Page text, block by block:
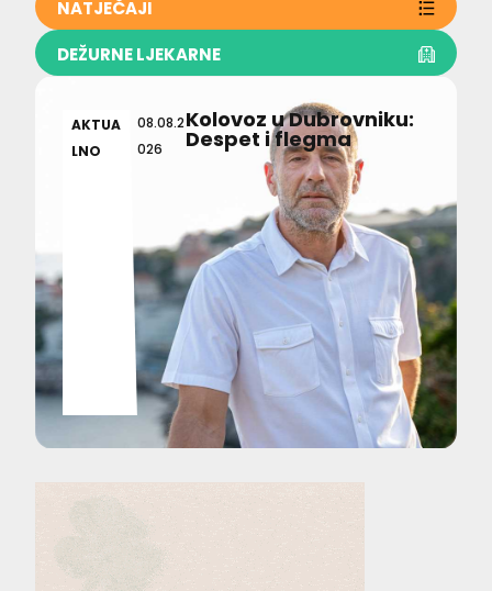
NATJEČAJI
DEŽURNE LJEKARNE
AKTUA
LNO
08.08.2
026
Kolovoz u Dubrovniku:
Despet i flegma